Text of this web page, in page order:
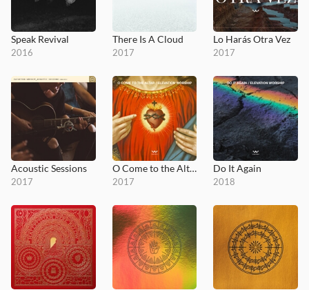
Speak Revival
2016
There Is A Cloud
2017
Lo Harás Otra Vez
2017
Acoustic Sessions
2017
O Come to the Altar - EP
2017
Do It Again
2018